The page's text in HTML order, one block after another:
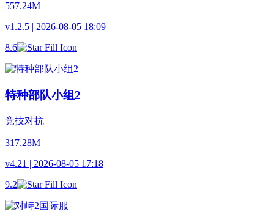
557.24M
v1.2.5 | 2026-08-05 18:09
8.6
特种部队小组2
竞技对抗
317.28M
v4.21 | 2026-08-05 17:18
9.2